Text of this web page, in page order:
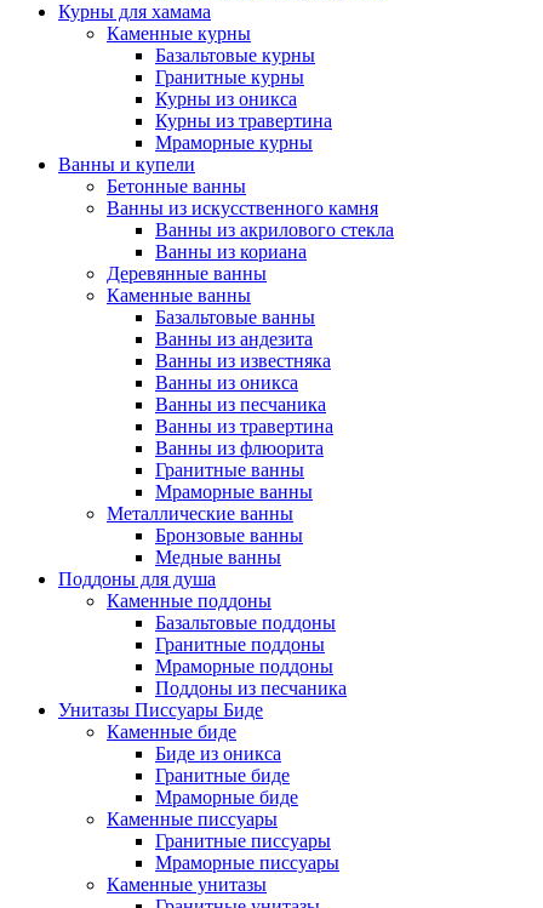
Курны для хамама
Каменные курны
Базальтовые курны
Гранитные курны
Курны из оникса
Курны из травертина
Мраморные курны
Ванны и купели
Бетонные ванны
Ванны из искусственного камня
Ванны из акрилового стекла
Ванны из кориана
Деревянные ванны
Каменные ванны
Базальтовые ванны
Ванны из андезита
Ванны из известняка
Ванны из оникса
Ванны из песчаника
Ванны из травертина
Ванны из флюорита
Гранитные ванны
Мраморные ванны
Металлические ванны
Бронзовые ванны
Медные ванны
Поддоны для душа
Каменные поддоны
Базальтовые поддоны
Гранитные поддоны
Мраморные поддоны
Поддоны из песчаника
Унитазы Писсуары Биде
Каменные биде
Биде из оникса
Гранитные биде
Мраморные биде
Каменные писсуары
Гранитные писсуары
Мраморные писсуары
Каменные унитазы